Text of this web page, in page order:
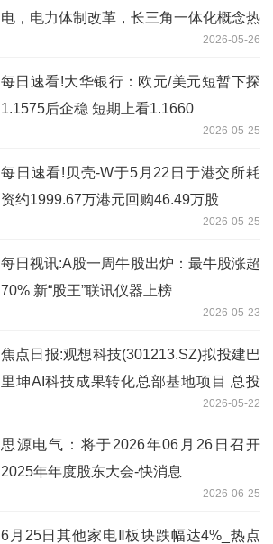
电，电力体制改革，长三角一体化概念热
2026-05-26
每日速看!大华银行：欧元/美元短暂下探
1.1575后企稳 短期上看1.1660
2026-05-25
每日速看!贝壳-W于5月22日于港交所耗
资约1999.67万港元回购46.49万股
2026-05-25
每日视讯:A股一周牛股出炉：最牛股涨超
70% 新“股王”联讯仪器上榜
2026-05-23
焦点日报:观想科技(301213.SZ)拟投建巴
里坤AI科技成果转化总部基地项目 总投
2026-05-22
思源电气：将于2026年06月26日召开
2025年年度股东大会-快消息
2026-06-25
6月25日其他家电Ⅱ板块跌幅达4%_热点